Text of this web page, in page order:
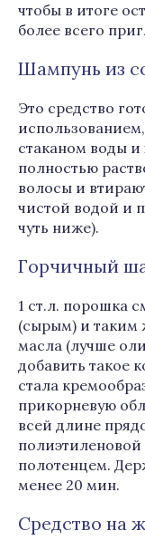
чтобы в итоге
более всего
Шампунь из
Это средство
стаканом воды и
полностью
волосы и
чистой водой и
чуть ниже).
Горчичный
1 ст.л. порошка
(сырым) и таким
масла (лучше
добавить такое
стала
прикорневую
всей длине
полотенцем.
менее 20 мин.
Средство на